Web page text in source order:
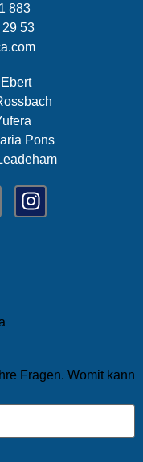
883
29 53
Pons
Fragen. Womit kann